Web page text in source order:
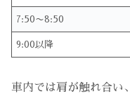
7:50〜8:50
9:00以降
車内では肩が触れ合い、